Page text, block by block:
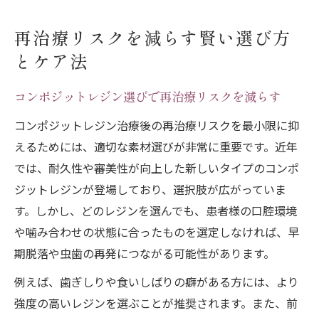
再治療リスクを減らす賢い選び方
とケア法
コンポジットレジン選びで再治療リスクを減らす
コンポジットレジン治療後の再治療リスクを最小限に抑
えるためには、適切な素材選びが非常に重要です。近年
では、耐久性や審美性が向上した新しいタイプのコンポ
ジットレジンが登場しており、選択肢が広がっていま
す。しかし、どのレジンを選んでも、患者様の口腔環境
や噛み合わせの状態に合ったものを選定しなければ、早
期脱落や虫歯の再発につながる可能性があります。
例えば、歯ぎしりや食いしばりの癖がある方には、より
強度の高いレジンを選ぶことが推奨されます。また、前